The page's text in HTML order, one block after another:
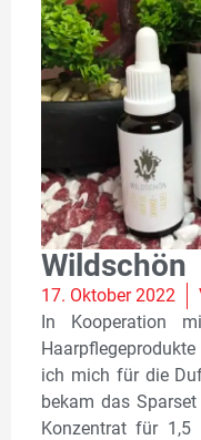
Wildschön
17. Oktober 2022
In Kooperation
ich mich für die
bekam das
Konzentrat für 1,5